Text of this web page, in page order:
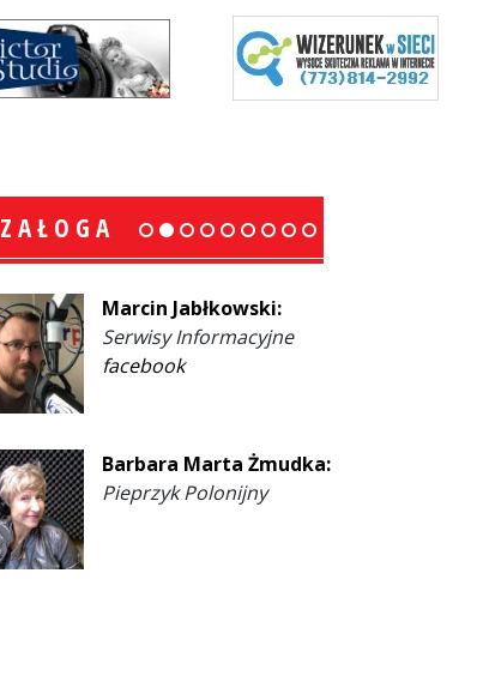
ZAŁOGA
Marcin Jabłkowski:
Serwisy Informacyjne
facebook
Barbara Marta Żmudka:
Pieprzyk Polonijny